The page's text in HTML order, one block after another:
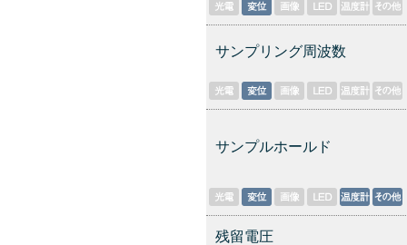
サンプリング周波数
サンプルホールド
残留電圧